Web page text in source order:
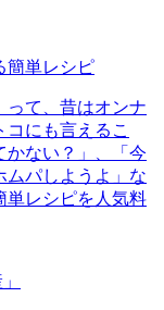
簡単レシピ
って、昔はオンナ
にも言えるこ
かない？」、「今
ムパしようよ」な
単レシピを人気料